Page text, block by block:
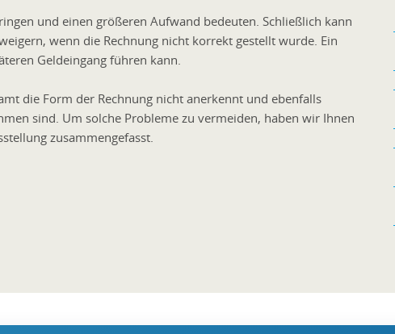
und einen größeren Aufwand bedeuten. Schließlich kann
wenn die Rechnung nicht korrekt gestellt wurde. Ein
Geldeingang führen kann.
die Form der Rechnung nicht anerkennt und ebenfalls
sind. Um solche Probleme zu vermeiden, haben wir Ihnen
zusammengefasst.